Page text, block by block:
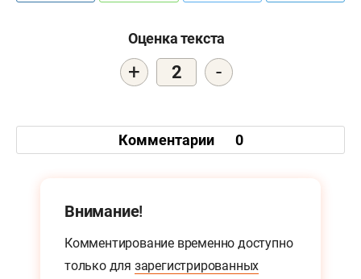
Оценка текста
+ 2 -
Комментарии 0
Внимание!
Комментирование временно доступно
только для зарегистрированных